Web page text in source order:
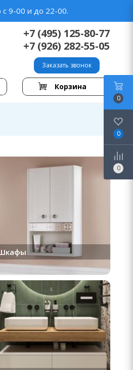
с 9-00 и до 22-00.
+7 (495) 125-80-77
+7 (926) 282-55-05
Заказать звонок
Корзина
0
0
0